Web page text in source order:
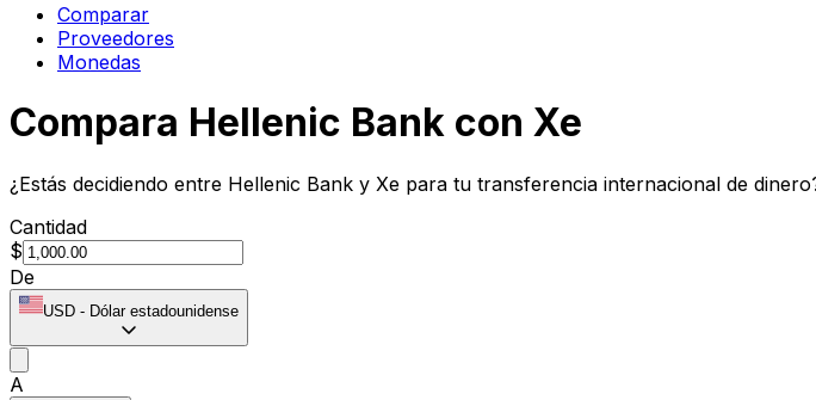
Comparar
Proveedores
Monedas
Compara Hellenic Bank con Xe
¿Estás decidiendo entre Hellenic Bank y Xe para tu transferencia internacional de
Cantidad
$
De
USD - Dólar estadounidense
A